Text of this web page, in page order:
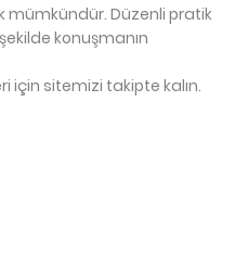
Düzenli pratik
konuşmanın
için sitemizi takipte kalın.